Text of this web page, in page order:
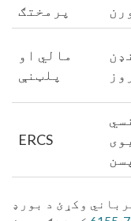
پرمختګ
مالي او
پلټنې
ERCS
بوی
وکړئ د بورډ